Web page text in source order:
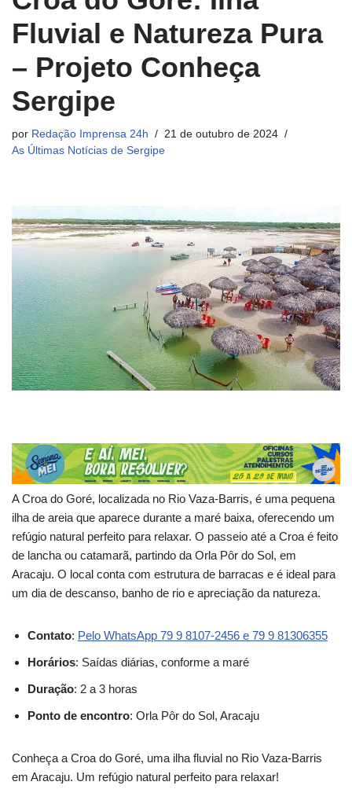
Fluvial e Natureza Pura
– Projeto Conheça
Sergipe
por Redação Imprensa 24h
21 de outubro de 2024
As Últimas Notícias de Sergipe
A Croa do Goré, localizada no Rio Vaza-Barris, é uma pequena
ilha de areia que aparece durante a maré baixa, oferecendo um
refúgio natural perfeito para relaxar. O passeio até a Croa é feito
de lancha ou catamarã, partindo da Orla Pôr do Sol, em
Aracaju. O local conta com estrutura de barracas e é ideal para
um dia de descanso, banho de rio e apreciação da natureza.
Contato: Pelo WhatsApp 79 9 8107-2456 e 79 9 81306355
Horários: Saídas diárias, conforme a maré
Duração: 2 a 3 horas
Ponto de encontro: Orla Pôr do Sol, Aracaju
Conheça a Croa do Goré, uma ilha fluvial no Rio Vaza-Barris
em Aracaju. Um refúgio natural perfeito para relaxar!